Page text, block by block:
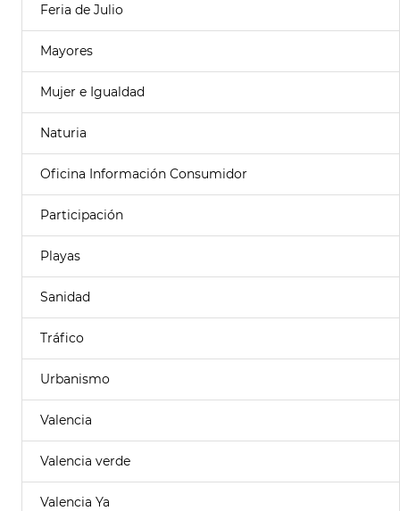
Feria de Julio
Mayores
Mujer e Igualdad
Naturia
Oficina Información Consumidor
Participación
Playas
Sanidad
Tráfico
Urbanismo
Valencia
Valencia verde
Valencia Ya